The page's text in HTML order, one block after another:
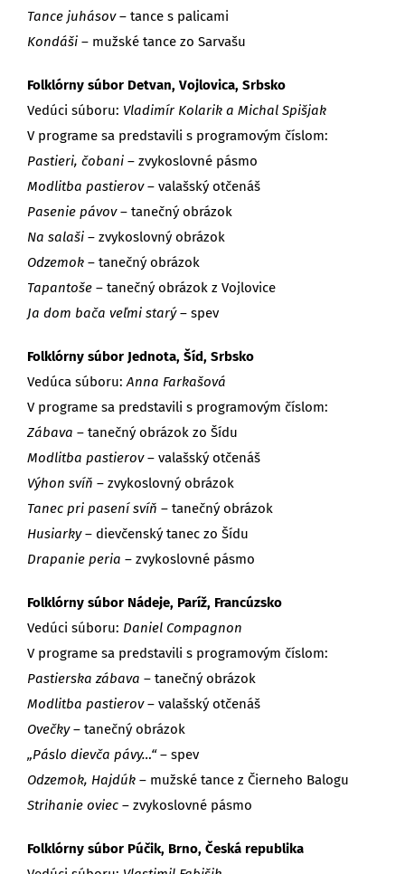
Tance juhásov– tance s palicami
Kondáši – mužské tance zo Sarvašu
Folklórny súbor Detvan, Vojlovica, Srbsko
Vedúci súboru: Vladimír Kolarik a Michal Spišjak
V programe sa predstavili s programovým číslom:
Pastieri, čobani – zvykoslovné pásmo
Modlitba pastierov– valašský otčenáš
Pasenie pávov– tanečný obrázok
Na salaši – zvykoslovný obrázok
Odzemok – tanečný obrázok
Tapantoše – tanečný obrázok z Vojlovice
Ja dom bača veľmi starý– spev
Folklórny súbor Jednota, Šíd, Srbsko
Vedúca súboru: Anna Farkašová
V programe sa predstavili s programovým číslom:
Zábava – tanečný obrázok zo Šídu
Modlitba pastierov– valašský otčenáš
Výhon svíň – zvykoslovný obrázok
Tanec pri pasení svíň – tanečný obrázok
Husiarky– dievčenský tanec zo Šídu
Drapanie peria – zvykoslovné pásmo
Folklórny súbor Nádeje, Paríž, Francúzsko
Vedúci súboru: Daniel Compagnon
V programe sa predstavili s programovým číslom:
Pastierska zábava – tanečný obrázok
Modlitba pastierov– valašský otčenáš
Ovečky– tanečný obrázok
„Páslo dievča pávy…“– spev
Odzemok, Hajdúk – mužské tance z Čierneho Balogu
Strihanie oviec – zvykoslovné pásmo
Folklórny súbor Púčik, Brno, Česká republika